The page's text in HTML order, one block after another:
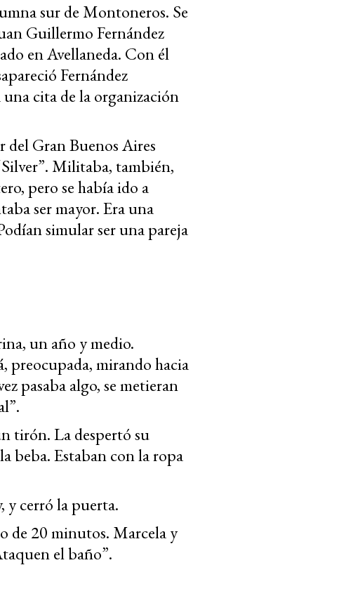
sur de Montoneros. Se
Guillermo Fernández
en Avellaneda. Con él
Fernández
cita de la organización
del Gran Buenos Aires
Militaba, también,
pero se había ido a
ser mayor. Era una
simular ser una pareja
un año y medio.
preocupada, mirando hacia
pasaba algo, se metieran
tirón. La despertó su
beba. Estaban con la ropa
cerró la puerta.
de 20 minutos. Marcela y
el baño”.